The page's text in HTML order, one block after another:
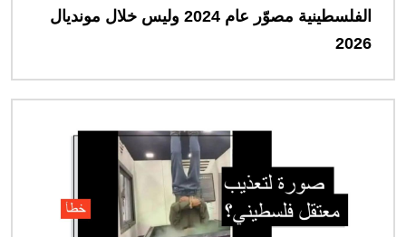
الفلسطينية مصوّر عام 2024 وليس خلال مونديال
2026